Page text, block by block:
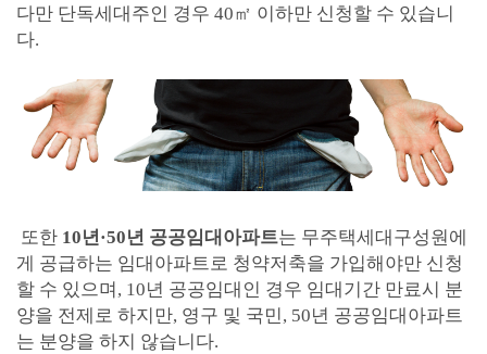
다만 단독세대주인 경우 40㎡ 이하만 신청할 수 있습니
다.
또한 10년·50년 공공임대아파트는 무주택세대구성원에
게 공급하는 임대아파트로 청약저축을 가입해야만 신청
할 수 있으며, 10년 공공임대인 경우 임대기간 만료시 분
양을 전제로 하지만, 영구 및 국민, 50년 공공임대아파트
는 분양을 하지 않습니다.